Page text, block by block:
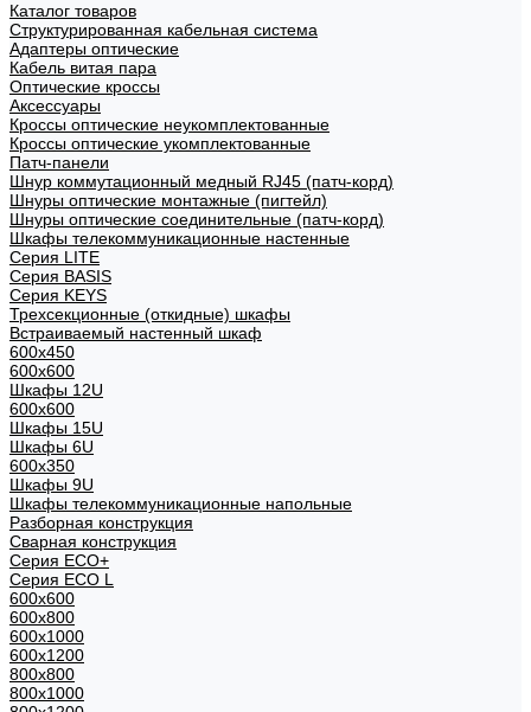
Каталог товаров
Структурированная кабельная система
Адаптеры оптические
Кабель витая пара
Оптические кроссы
Аксессуары
Кроссы оптические неукомплектованные
Кроссы оптические укомплектованные
Патч-панели
Шнур коммутационный медный RJ45 (патч-корд)
Шнуры оптические монтажные (пигтейл)
Шнуры оптические соединительные (патч-корд)
Шкафы телекоммуникационные настенные
Cерия LITE
Cерия BASIS
Cерия KEYS
Трехсекционные (откидные) шкафы
Встраиваемый настенный шкаф
600x450
600x600
Шкафы 12U
600x600
Шкафы 15U
Шкафы 6U
600x350
Шкафы 9U
Шкафы телекоммуникационные напольные
Разборная конструкция
Сварная конструкция
Серия ECO+
Серия ECO L
600x600
600x800
600х1000
600х1200
800x800
800х1000